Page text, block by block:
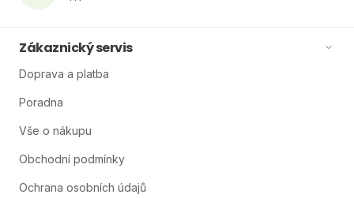
Zákaznický servis
Doprava a platba
Poradna
Vše o nákupu
Obchodní podmínky
Ochrana osobních údajů